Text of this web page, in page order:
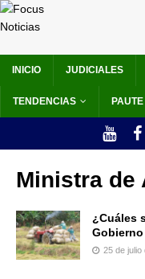
INICIO JUDICIALES
TENDENCIAS
Ministra de
¿Cuáles
25 de julio